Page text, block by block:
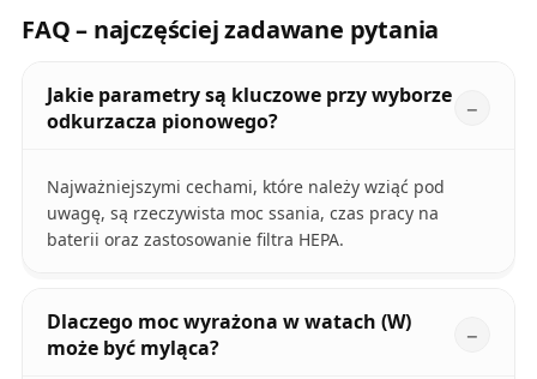
FAQ – najczęściej zadawane pytania
Jakie parametry są kluczowe przy wyborze
odkurzacza pionowego?
Najważniejszymi cechami, które należy wziąć pod
uwagę, są rzeczywista moc ssania, czas pracy na
baterii oraz zastosowanie filtra HEPA.
Dlaczego moc wyrażona w watach (W)
może być myląca?